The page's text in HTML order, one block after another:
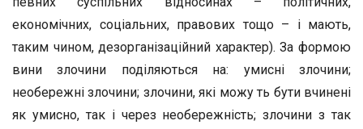
економічних, соціальних, правових тощо – і мають,
таким чином, дезорганізаційний характер). За формою
вини злочини поділяються на: умисні злочини;
необережні злочини; злочини, які можу ть бути вчинені
як умисно, так і через необережність; злочини з так